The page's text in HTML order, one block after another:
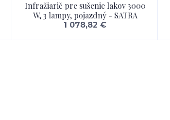
Infražiarič pre sušenie lakov 3000
W, 3 lampy, pojazdný - SATRA
1 078,82 €